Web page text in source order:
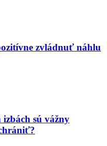
zvládnuť náhlu
sú vážny